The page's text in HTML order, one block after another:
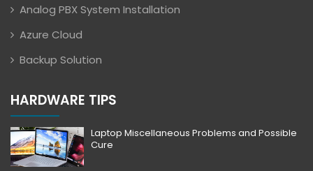
Analog PBX System Installation
Azure Cloud
Backup Solution
HARDWARE TIPS
Laptop Miscellaneous Problems and Possible
Cure